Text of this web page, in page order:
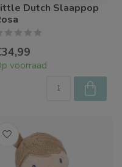
Dutch Slaappop
voorraad